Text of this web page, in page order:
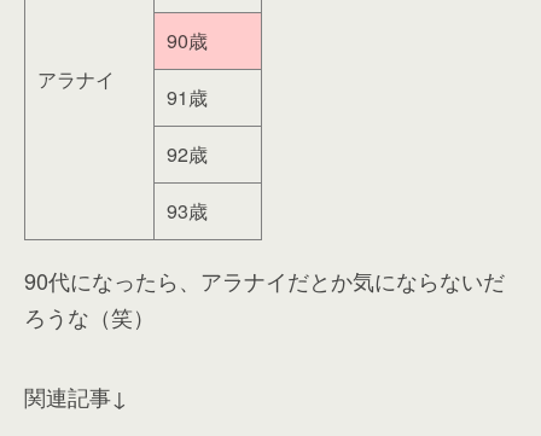
アラナイ
90歳
91歳
92歳
93歳
90代になったら、アラナイだとか気にならないだ
ろうな（笑）
関連記事↓